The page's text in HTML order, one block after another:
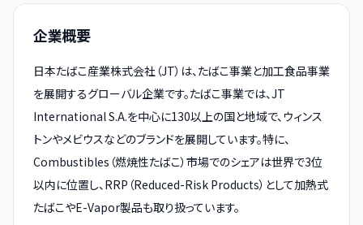
企業概要
日本たばこ産業株式会社（JT）は、たばこ事業と加工食品事業
を展開するグローバル企業です。たばこ事業では、JT
International S.A.を中心に130以上の国と地域で、ウィンス
トンやメビウスなどのブランドを展開しています。特に、
Combustibles（燃焼性たばこ）市場でのシェアは世界で3位
以内に位置し、RRP（Reduced-Risk Products）として加熱式
たばこやE-Vapor製品も取り扱っています。